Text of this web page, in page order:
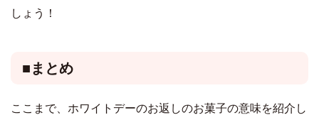
しょう！
■まとめ
ここまで、ホワイトデーのお返しのお菓子の意味を紹介し